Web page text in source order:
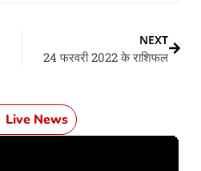
NEXT
24 फरवरी 2022 के राशिफल
Live News